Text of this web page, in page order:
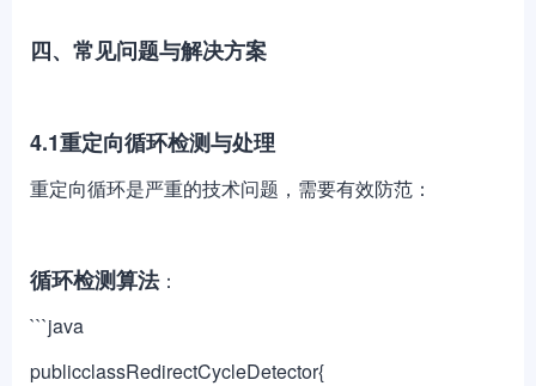
四、常见问题与解决方案
4.1重定向循环检测与处理
重定向循环是严重的技术问题，需要有效防范：
循环检测算法：
```java
publicclassRedirectCycleDetector{